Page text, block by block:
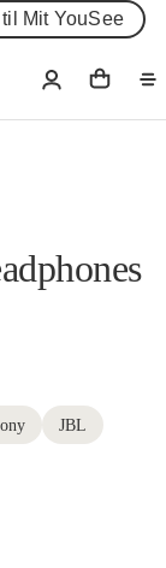
til Mit YouSee
JBL